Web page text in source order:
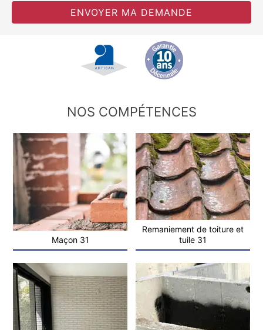
NOS COMPÉTENCES
Maçon 31
Remaniement de toiture et
tuile 31